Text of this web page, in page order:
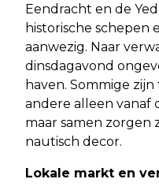
Eendracht en de
historische schepen
aanwezig. Naar
dinsdagavond
haven. Sommige
andere alleen vanaf
maar samen zorgen
nautisch decor.
Lokale markt en